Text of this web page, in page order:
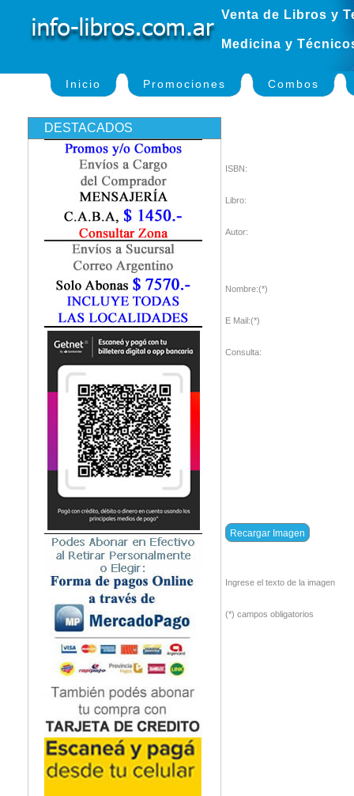
Venta de Libros y
Medicina y
Inicio Promociones Combos
DESTACADOS
ISBN:
Libro:
Autor:
Nombre:(*)
E Mail:(*)
Consulta:
Ingrese el texto de la imagen
(*) campos obligatorios